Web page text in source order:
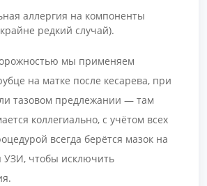
аллергия на компоненты
редкий случай).
мы применяем
на матке после кесарева, при
тазовом предлежании — там
коллегиально, с учётом всех
всегда берётся мазок на
УЗИ, чтобы исключить